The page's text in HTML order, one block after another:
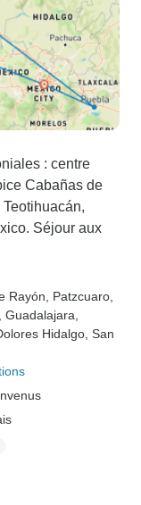
: centre
Cabañas de
Séjour aux
Rayón , Patzcuaro
, Guadalajara
Hidalgo , San